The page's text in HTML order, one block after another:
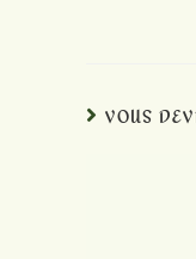
VOUS